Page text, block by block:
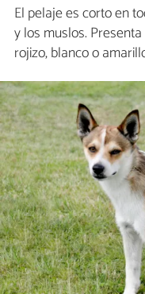
El pelaje es corto en
y los muslos.
rojizo, blanco o